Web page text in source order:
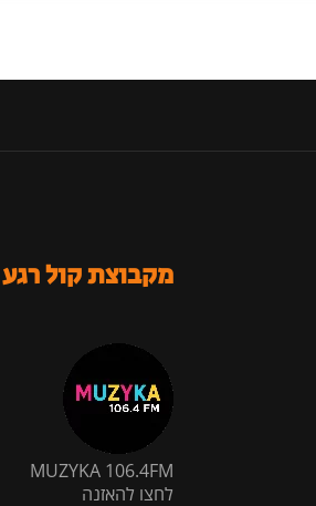
מקבוצת קול רגע
MUZYKA 106.4FM
לחצו להאזנה